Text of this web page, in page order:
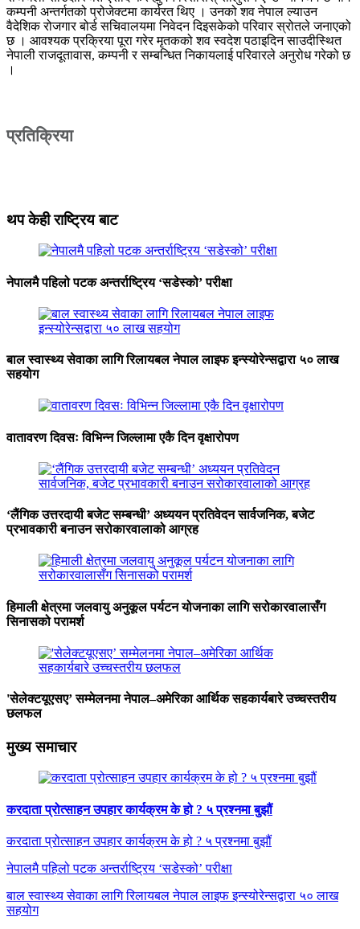
कम्पनी अन्तर्गतको प्रोजेक्टमा कार्यरत थिए । उनको शव नेपाल ल्याउन
वैदेशिक रोजगार बोर्ड सचिवालयमा निवेदन दिइसकेको परिवार स्रोतले जनाएको
छ । आवश्यक प्रक्रिया पूरा गरेर मृतकको शव स्वदेश पठाइदिन साउदीस्थित
नेपाली राजदूतावास, कम्पनी र सम्बन्धित निकायलाई परिवारले अनुरोध गरेको छ
।
प्रतिक्रिया
थप केही राष्ट्रिय बाट
नेपालमै पहिलो पटक अन्तर्राष्ट्रिय ‘सडेस्को’ परीक्षा
बाल स्वास्थ्य सेवाका लागि रिलायबल नेपाल लाइफ इन्स्योरेन्सद्वारा ५० लाख
सहयोग
वातावरण दिवसः विभिन्न जिल्लामा एकै दिन वृक्षारोपण
‘लैंगिक उत्तरदायी बजेट सम्बन्धी’ अध्ययन प्रतिवेदन सार्वजनिक, बजेट
प्रभावकारी बनाउन सरोकारवालाको आग्रह
हिमाली क्षेत्रमा जलवायु अनुकूल पर्यटन योजनाका लागि सरोकारवालासँग
सिनासको परामर्श
'सेलेक्टयूएसए’ सम्मेलनमा नेपाल–अमेरिका आर्थिक सहकार्यबारे उच्चस्तरीय
छलफल
मुख्य समाचार
करदाता प्रोत्साहन उपहार कार्यक्रम के हो ? ५ प्रश्नमा बुझौं
करदाता प्रोत्साहन उपहार कार्यक्रम के हो ? ५ प्रश्नमा बुझौं
नेपालमै पहिलो पटक अन्तर्राष्ट्रिय ‘सडेस्को’ परीक्षा
बाल स्वास्थ्य सेवाका लागि रिलायबल नेपाल लाइफ इन्स्योरेन्सद्वारा ५० लाख
सहयोग